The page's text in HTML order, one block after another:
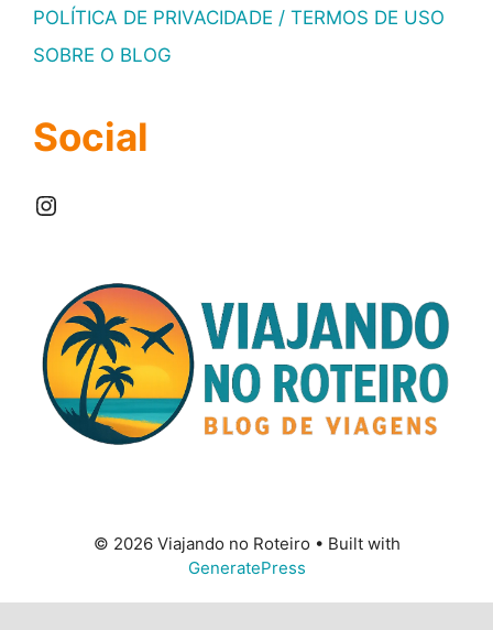
POLÍTICA DE PRIVACIDADE / TERMOS DE USO
SOBRE O BLOG
Social
Instagram
© 2026 Viajando no Roteiro • Built with
GeneratePress